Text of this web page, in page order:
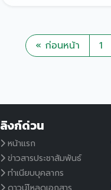
« ก่อนหน้า 1
ลิงก์ด่วน
หน้าแรก
ข่าวสารประชาสัมพันธ์
ทำเนียบบุคลากร